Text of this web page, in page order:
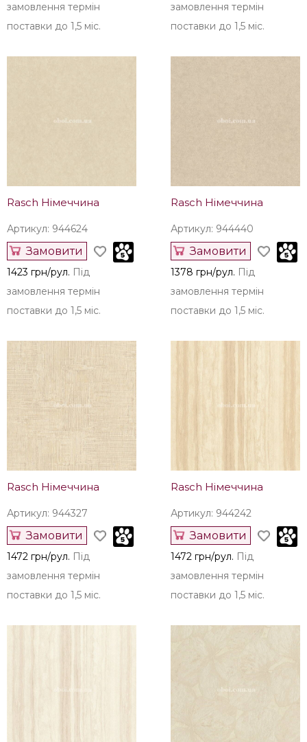
замовлення термін
поставки до 1,5 міс.
замовлення термін
поставки до 1,5 міс.
Rasch Німеччина
Артикул: 944624
Замовити
1423 грн/рул. Під
замовлення термін
поставки до 1,5 міс.
Rasch Німеччина
Артикул: 944440
Замовити
1378 грн/рул. Під
замовлення термін
поставки до 1,5 міс.
Rasch Німеччина
Артикул: 944327
Замовити
1472 грн/рул. Під
замовлення термін
поставки до 1,5 міс.
Rasch Німеччина
Артикул: 944242
Замовити
1472 грн/рул. Під
замовлення термін
поставки до 1,5 міс.